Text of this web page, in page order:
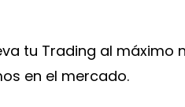
tu Trading al máximo
en el mercado.